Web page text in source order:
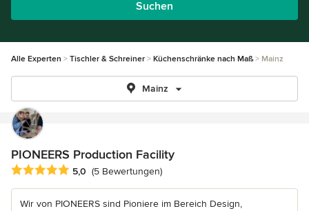
Suchen
Alle Experten Tischler & Schreiner Küchenschränke nach Maß Mainz
Mainz
PIONEERS Production Facility
Durchschnittliche Bewertung: 5 von 5 Sternen
5,0 (5 Bewertungen)
Wir von PIONEERS sind Pioniere im Bereich Design,